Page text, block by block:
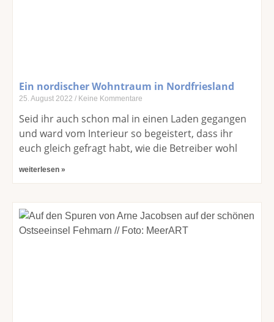
Ein nordischer Wohntraum in Nordfriesland
25. August 2022 Keine Kommentare
Seid ihr auch schon mal in einen Laden gegangen
und ward vom Interieur so begeistert, dass ihr
euch gleich gefragt habt, wie die Betreiber wohl
weiterlesen »